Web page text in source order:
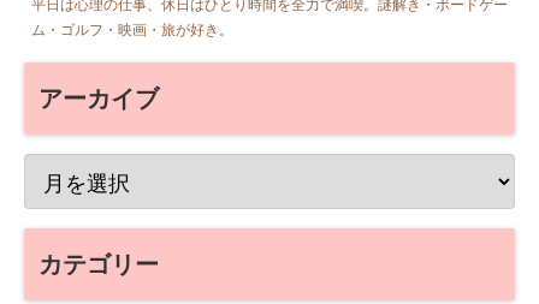
平日は心理の仕事、休日はひとり時間を全力で満喫。謎解き・ボードゲー
ム・ゴルフ・映画・旅が好き。
アーカイブ
カテゴリー